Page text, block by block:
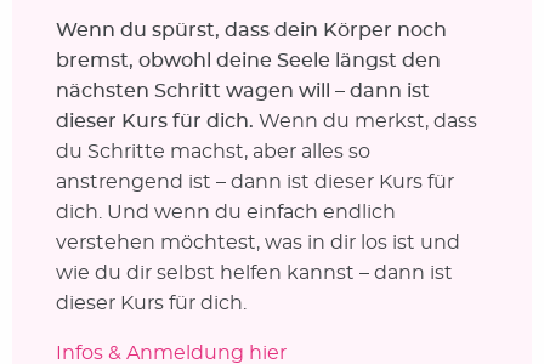
Wenn du spürst, dass dein Körper noch
bremst, obwohl deine Seele längst den
nächsten Schritt wagen will – dann ist
dieser Kurs für dich. Wenn du merkst, dass
du Schritte machst, aber alles so
anstrengend ist – dann ist dieser Kurs für
dich. Und wenn du einfach endlich
verstehen möchtest, was in dir los ist und
wie du dir selbst helfen kannst – dann ist
dieser Kurs für dich.
Infos & Anmeldung hier